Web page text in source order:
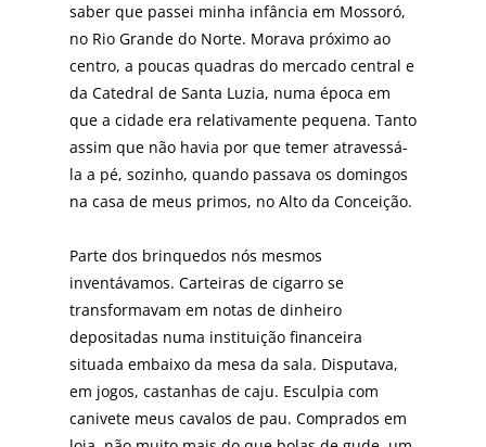
saber que passei minha infância em Mossoró,
no Rio Grande do Norte. Morava próximo ao
centro, a poucas quadras do mercado central e
da Catedral de Santa Luzia, numa época em
que a cidade era relativamente pequena. Tanto
assim que não havia por que temer atravessá-
la a pé, sozinho, quando passava os domingos
na casa de meus primos, no Alto da Conceição.
Parte dos brinquedos nós mesmos
inventávamos. Carteiras de cigarro se
transformavam em notas de dinheiro
depositadas numa instituição financeira
situada embaixo da mesa da sala. Disputava,
em jogos, castanhas de caju. Esculpia com
canivete meus cavalos de pau. Comprados em